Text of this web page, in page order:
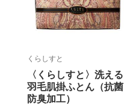
くらしすと
〈くらしすと〉洗える
羽毛肌掛ふとん（抗菌
防臭加工）